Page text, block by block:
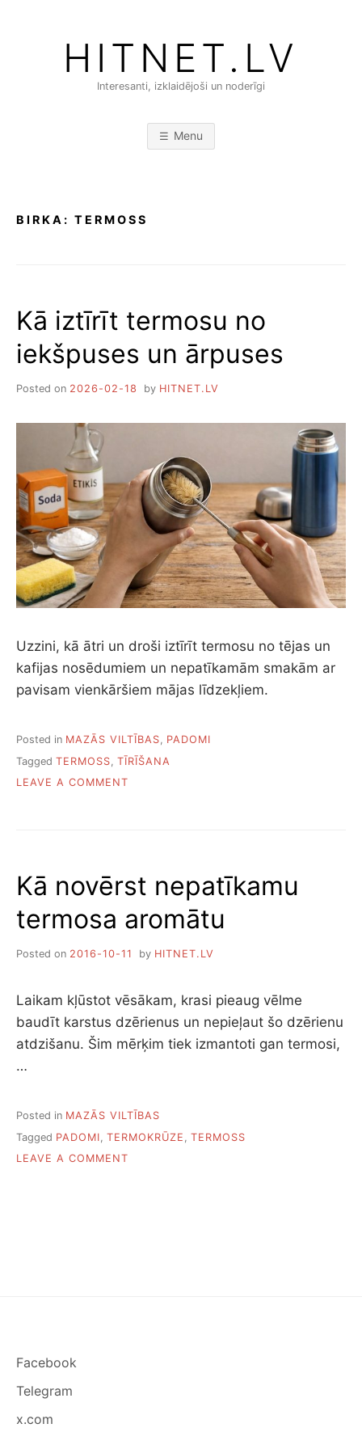
HITNET.LV
Interesanti, izklaidējoši un noderīgi
Menu
BIRKA: TERMOSS
Kā iztīrīt termosu no
iekšpuses un ārpuses
Posted on 2026-02-18 by HITNET.LV
Uzzini, kā ātri un droši iztīrīt termosu no tējas un
kafijas nosēdumiem un nepatīkamām smakām ar
pavisam vienkāršiem mājas līdzekļiem.
Posted in MAZĀS VILTĪBAS, PADOMI
Tagged TERMOSS TĪRĪŠANA
LEAVE A COMMENT
UN
ĀRPUSES
Kā novērst nepatīkamu
termosa aromātu
Posted on 2016-10-11 by HITNET.LV
Laikam kļūstot vēsākam, krasi pieaug vēlme
baudīt karstus dzērienus un nepieļaut šo dzērienu
atdzišanu. Šim mērķim tiek izmantoti gan termosi,
…
Posted in MAZĀS VILTĪBAS
Tagged PADOMI TERMOKRŪZE
TERMOSS
LEAVE A COMMENT
Facebook
Telegram
x.com